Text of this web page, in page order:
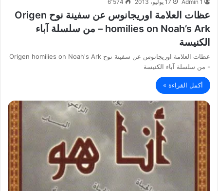
Admin 1 17 يوليو، 2013 6٬574
عظات العلامة اوريجانوس عن سفينة نوح Origen
homilies on Noah’s Ark – من سلسلة آباء
الكنيسة
عظات العلامة اوريجانوس عن سفينة نوح Origen homilies on Noah's Ark
- من سلسلة آباء الكنيسة
أكمل القراءة »